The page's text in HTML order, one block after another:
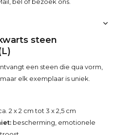
steen
een steen die qua vorm,
elk exemplaar is uniek.
2 x 2 cm tot 3 x 2,5 cm
bescherming, emotionele